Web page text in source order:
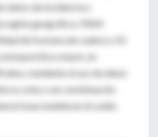
datos de incidencia y
región geográfica. FRAX
de fractura de cadera a 10
mayor, en
años, mediante el uso de datos
solos o en combinación
ósea medida en el cuello